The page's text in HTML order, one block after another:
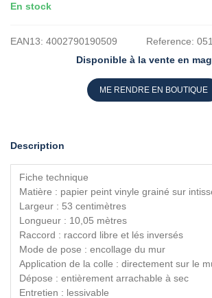
En stock
EAN13: 4002790190509 Reference:
Disponible à la vente en
ME RENDRE EN BOUTIQUE
Description
Fiche technique
Matière : papier peint vinyle grainé sur
Largeur : 53 centimètres
Longueur : 10,05 mètres
Raccord : raccord libre et lés inversés
Mode de pose : encollage du mur
Application de la colle : directement sur le
Dépose : entièrement arrachable à sec
Entretien : lessivable